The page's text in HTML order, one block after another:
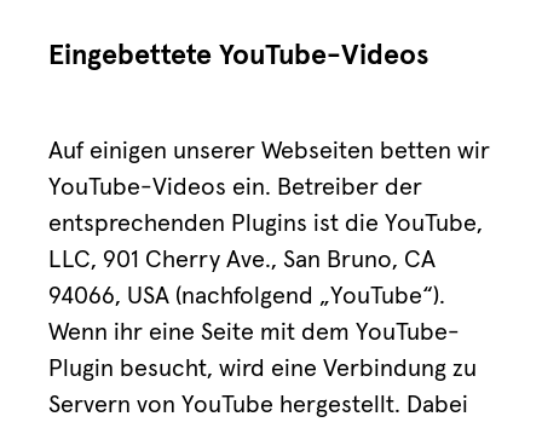
Eingebettete YouTube-Videos
Auf einigen unserer Webseiten betten wir
YouTube-Videos ein. Betreiber der
entsprechenden Plugins ist die YouTube,
LLC, 901 Cherry Ave., San Bruno, CA
94066, USA (nachfolgend „YouTube“).
Wenn ihr eine Seite mit dem YouTube-
Plugin besucht, wird eine Verbindung zu
Servern von YouTube hergestellt. Dabei